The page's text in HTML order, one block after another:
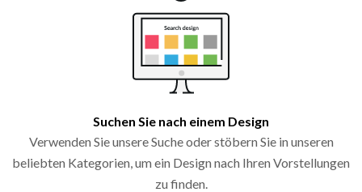
Suchen Sie nach einem Design
Verwenden Sie unsere Suche oder stöbern Sie in unseren
beliebten Kategorien, um ein Design nach Ihren Vorstellungen
zu finden.